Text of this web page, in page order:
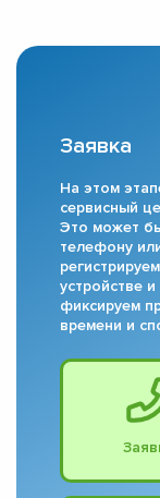
Заявка
На этом
сервисный
Это может
телефону
устройстве
фиксируем
времени и